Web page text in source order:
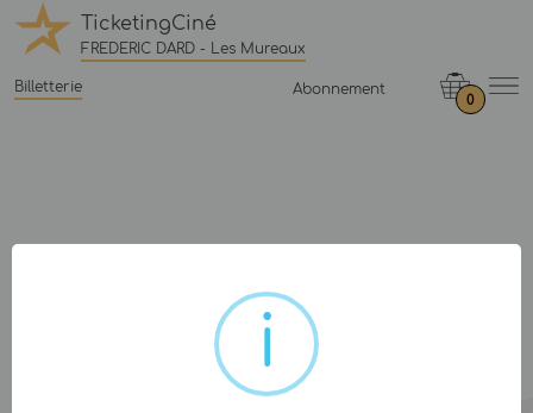
TicketingCiné
FREDERIC DARD - Les Mureaux
Billetterie Abonnement
0